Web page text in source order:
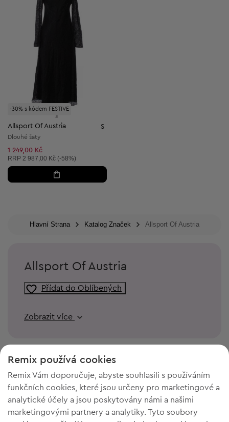
-30% s kódem FESTIVE
Allsport Of Austria S
Dlouhé šaty
1 249,00 Kč
Doporučená cena:
RRP 2 987,00 Kč (-58%)
Hlavní Strana Katalog Značek Allsport Of Austria
Allsport Of Austria
Přídat do Oblíbených
Zobrazit více
Remix používá cookies
Remix Vám doporučuje, abyste souhlasili s používáním
funkčních cookies, které jsou určeny pro marketingové a
analytické účely a jsou poskytovány námi a našimi
marketingovými partnery a analytiky. Tyto soubory